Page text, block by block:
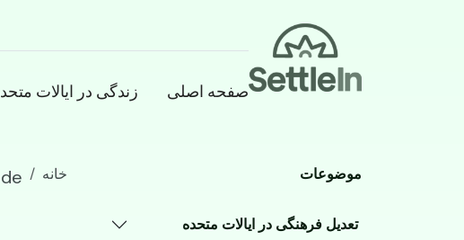
Skip to main content
صفحه اصلی زندگی در ایالات
Main navigation
موضوعات
تعدیل فرهنگی در ایالات متحده
خانه